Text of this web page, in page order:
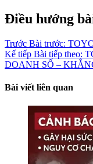
Điều hướng
Trước Bài trước:
Kế tiếp Bài tiếp theo:
DOANH SỐ –
Bài viết liên quan